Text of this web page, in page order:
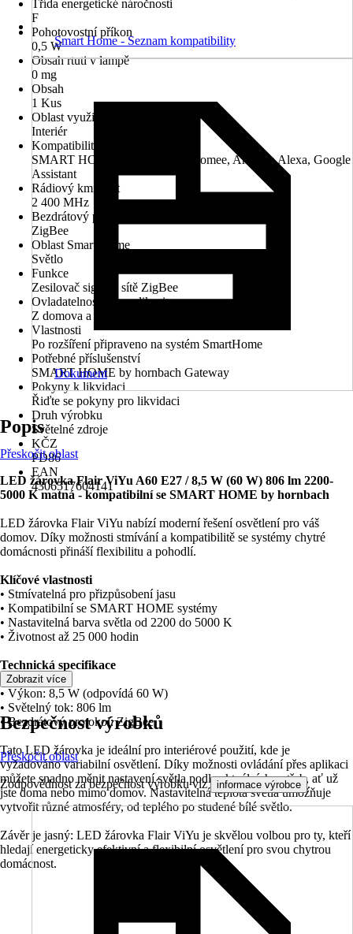
Třída energetické náročnosti
F
Pohotovostní příkon
0,5 W
Obsah rtuti v lampě
0 mg
Obsah
1 Kus
Oblast využití
Interiér
Kompatibilita
SMART HOME by Hornbach, Homee, Amazon Alexa, Google
Assistant
Rádiový kmitočet
2 400 MHz
Bezdrátový protokol
ZigBee
Oblast Smart Home
Světlo
Funkce
Zesilovač signálu sítě ZigBee
Ovladatelnost přes aplikaci
Z domova a mimo domov
Vlastnosti
Po rozšíření připraveno na systém SmartHome
Potřebné příslušenství
SMART HOME by hornbach Gateway
Pokyny k likvidaci
Řiďte se pokyny pro likvidaci
Druh výrobku
Světelné zdroje
KČZ
PD86
EAN
4306517604141
Smart Home - Seznam kompatibility
Dokument
Popis
Přeskočit oblast
LED žárovka Flair ViYu A60 E27 / 8,5 W (60 W) 806 lm 2200-
5000 K matná - kompatibilní se SMART HOME by hornbach
LED žárovka Flair ViYu nabízí moderní řešení osvětlení pro váš
domov. Díky možnosti stmívání a kompatibilitě se systémy chytré
domácnosti přináší flexibilitu a pohodlí.
Klíčové vlastnosti
• Stmívatelná pro přizpůsobení jasu
• Kompatibilní se SMART HOME systémy
• Nastavitelná barva světla od 2200 do 5000 K
• Životnost až 25 000 hodin
Technická specifikace
• Patice: E27
• Výkon: 8,5 W (odpovídá 60 W)
• Světelný tok: 806 lm
• Bezdrátový protokol: ZigBee
Tato LED žárovka je ideální pro interiérové použití, kde je
vyžadováno variabilní osvětlení. Díky možnosti ovládání přes aplikaci
můžete snadno měnit nastavení světla podle aktuálních potřeb, ať už
jste doma nebo mimo domov. Nastavitelná teplota světla umožňuje
vytvořit různé atmosféry, od teplého po studené bílé světlo.
Závěr je jasný: LED žárovka Flair ViYu je skvělou volbou pro ty, kteří
hledají energeticky efektivní a flexibilní osvětlení pro svou chytrou
domácnost.
Zobrazit více
Bezpečnost výrobků
Přeskočit oblast
Zodpovědnost za bezpečnost výrobku viz informace výrobce .